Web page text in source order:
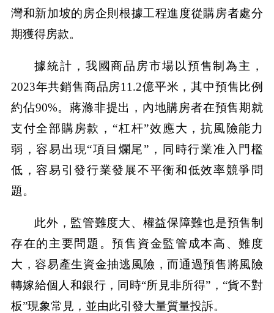
灣和新加坡的房企則根據工程進度從購房者處分
期獲得房款。
據統計，我國商品房市場以預售制為主，
2023年共銷售商品房11.2億平米，其中預售比例
約佔90%。蔣滌非提出，內地購房者在預售期就
支付全部購房款，“杠杆”效應大，抗風險能力
弱，容易出現“項目爛尾”，同時行業准入門檻
低，容易引發行業發展不平衡和低效率競爭問
題。
此外，監管難度大、權益保障難也是預售制
存在的主要問題。預售資金監管成本高、難度
大，容易產生資金抽逃風險，而通過預售將風險
轉嫁給個人和銀行，同時“所見非所得”，“貨不對
板”現象常見，並由此引發大量質量投訴。